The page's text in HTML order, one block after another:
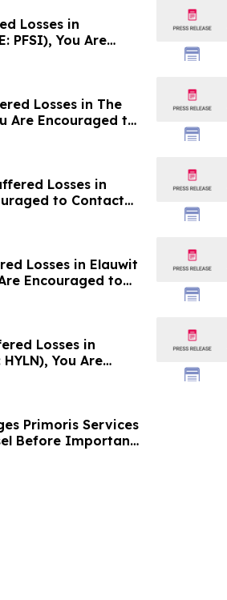
Losses in
PFSI), You Are
About Your
Losses in The
Are Encouraged to
Rights
Losses in
to Contact
Losses in Elauwit
Encouraged to
Rights
Losses in
You Are
About Your
Primoris Services
Before Important